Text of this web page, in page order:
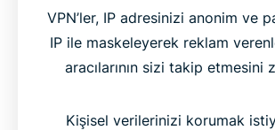
VPN’ler, IP adresinizi anonim ve
IP ile maskeleyerek reklam
aracılarının sizi takip etmesini
Kişisel verilerinizi korumak